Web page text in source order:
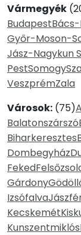
Vármegyék
Budapest
Győr-Moson-
Jász-Nagykun
PestSomogy
VeszprémZala
Városok: (75)
Balatonszárszó
Biharkeresztes
Dombegyház
Feked
Gárdony
Izsófalva
Kecskemét
Kunszentmiklós